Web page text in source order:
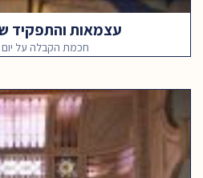
עצמאות והתפקיד
חכמת הקבלה על